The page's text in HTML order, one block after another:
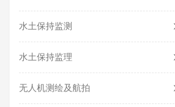
水土保持监测
水土保持监理
无人机测绘及航拍